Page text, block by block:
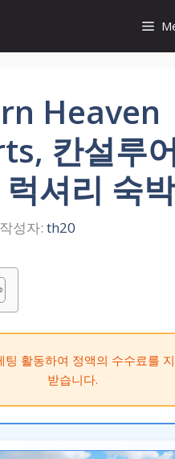
Heaven
칸설루
셔리 숙
작성자: th20
팅 활동하여 정액의 수수료를
받습니다.